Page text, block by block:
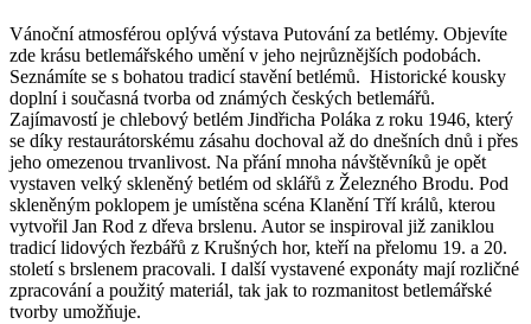
Vánoční atmosférou oplývá výstava Putování za betlémy. Objevíte
zde krásu betlemářského umění v jeho nejrůznějších podobách.
Seznámíte se s bohatou tradicí stavění betlémů. Historické kousky
doplní i současná tvorba od známých českých betlemářů.
Zajímavostí je chlebový betlém Jindřicha Poláka z roku 1946, který
se díky restaurátorskému zásahu dochoval až do dnešních dnů i přes
jeho omezenou trvanlivost. Na přání mnoha návštěvníků je opět
vystaven velký skleněný betlém od sklářů z Železného Brodu. Pod
skleněným poklopem je umístěna scéna Klanění Tří králů, kterou
vytvořil Jan Rod z dřeva brslenu. Autor se inspiroval již zaniklou
tradicí lidových řezbářů z Krušných hor, kteří na přelomu 19. a 20.
století s brslenem pracovali. I další vystavené exponáty mají rozličné
zpracování a použitý materiál, tak jak to rozmanitost betlemářské
tvorby umožňuje.